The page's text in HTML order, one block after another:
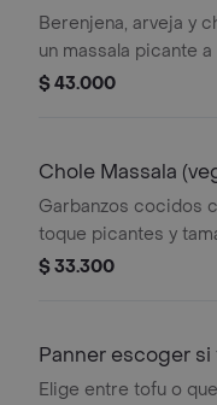
Berenjena, arveja y
un massala picante
y especias,
$ 43.000
Chole Massala
Garbanzos cocidos
toque picantes y
$ 33.300
Panner escoger
Elige entre tofu o